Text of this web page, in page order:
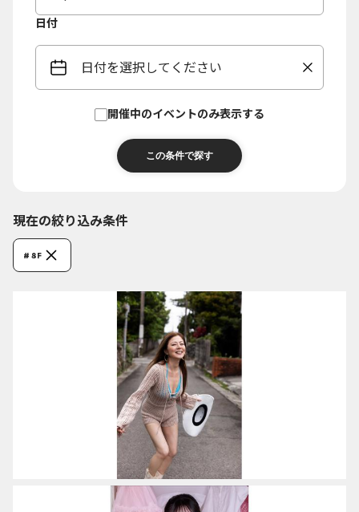
日付
日付を選択してください
開催中のイベントのみ表示する
現在の絞り込み条件
# 8F